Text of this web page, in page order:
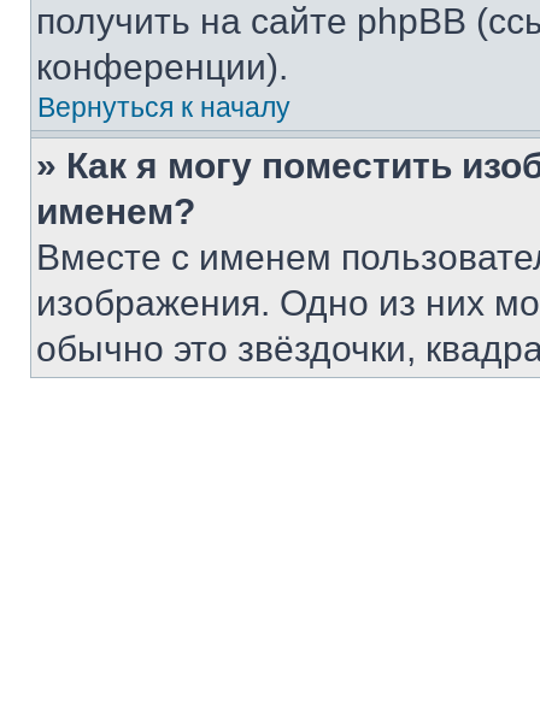
получить на сайте phpBB
конференции).
Вернуться к началу
» Как я могу поместить
именем?
Вместе с именем
изображения. Одно из них
обычно это звёздочки,